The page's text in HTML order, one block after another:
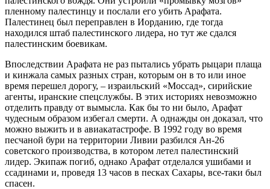
пленному палестинцу и послали его убить Арафата.
Палестинец был переправлен в Иорданию, где тогда
находился штаб палестинского лидера, но тут же сдался
палестинским боевикам.
Впоследствии Арафата не раз пытались убрать рыцари плаща
и кинжала самых разных стран, которым он в то или иное
время перешел дорогу, – израильский «Моссад», сирийские
агенты, иранские спецслужбы. В этих историях невозможно
отделить правду от вымысла. Как бы то ни было, Арафат
чудесным образом избегал смерти. А однажды он доказал, что
можно выжить и в авиакатастрофе. В 1992 году во время
песчаной бури на территории Ливии разбился Ан-26
советского производства, в котором летел палестинский
лидер. Экипаж погиб, однако Арафат отделался ушибами и
ссадинами и, проведя 13 часов в песках Сахары, все-таки был
спасен.